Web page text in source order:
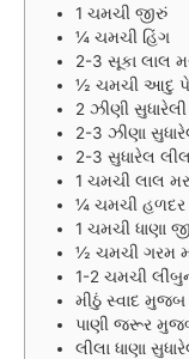
1 ચમચી જીરું
¼ ચમચી હિંગ
2-3 સૂકા લાલ
½ ચમચી આદુ
2 ઝીણી સુધારેલી
2-3 ઝીણા
2-3 સુધારેલ
1 ચમચી લાલ
¼ ચમચી હળદર
1 ચમચી ધાણા
½ ચમચી ગરમ
1-2 ચમચી
મીઠું સ્વાદ મુજબ
પાણી જરૂર
લીલા ધાણા